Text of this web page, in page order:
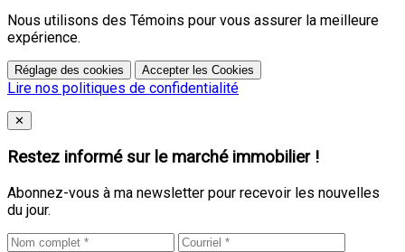
Nous utilisons des Témoins pour vous assurer la meilleure
expérience.
Réglage des cookies Accepter les Cookies
Lire nos politiques de confidentialité
Close
✕
Restez informé sur le marché immobilier !
Abonnez-vous à ma newsletter pour recevoir les nouvelles
du jour.